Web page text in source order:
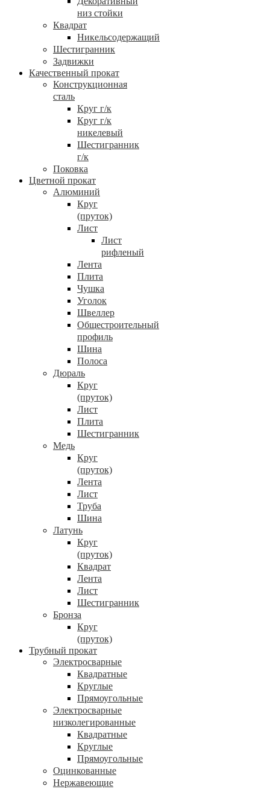
низ стойки
Квадрат
Никельсодержащий
Шестигранник
Задвижки
Качественный прокат
Конструкционная
сталь
Круг г/к
Круг г/к
никелевый
Шестигранник
г/к
Поковка
Цветной прокат
Алюминий
Круг
(пруток)
Лист
Лист
рифленый
Лента
Плита
Чушка
Уголок
Швеллер
Общестроительный
профиль
Шина
Полоса
Дюраль
Круг
(пруток)
Лист
Плита
Шестигранник
Медь
Круг
(пруток)
Лента
Лист
Труба
Шина
Латунь
Круг
(пруток)
Квадрат
Лента
Лист
Шестигранник
Бронза
Круг
(пруток)
Трубный прокат
Электросварные
Квадратные
Круглые
Прямоугольные
Электросварные
низколегированные
Квадратные
Круглые
Прямоугольные
Оцинкованные
Нержавеющие